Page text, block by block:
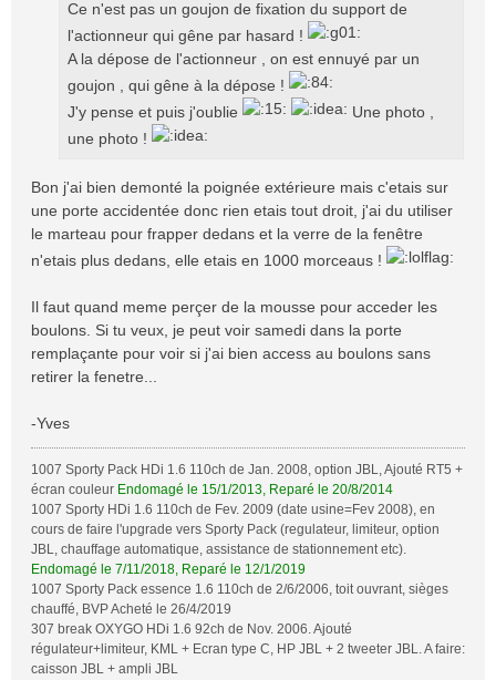
Ce n'est pas un goujon de fixation du support de
l'actionneur qui gêne par hasard !
A la dépose de l'actionneur , on est ennuyé par un
goujon , qui gêne à la dépose !
J'y pense et puis j'oublie
Une photo ,
une photo !
Bon j'ai bien demonté la poignée extérieure mais c'etais sur
une porte accidentée donc rien etais tout droit, j'ai du utiliser
le marteau pour frapper dedans et la verre de la fenêtre
n'etais plus dedans, elle etais en 1000 morceaus !
Il faut quand meme perçer de la mousse pour acceder les
boulons. Si tu veux, je peut voir samedi dans la porte
remplaçante pour voir si j'ai bien access au boulons sans
retirer la fenetre...
-Yves
1007 Sporty Pack HDi 1.6 110ch de Jan. 2008, option JBL, Ajouté RT5 +
écran couleur Endomagé le 15/1/2013, Reparé le 20/8/2014
1007 Sporty HDi 1.6 110ch de Fev. 2009 (date usine=Fev 2008), en
cours de faire l'upgrade vers Sporty Pack (regulateur, limiteur, option
JBL, chauffage automatique, assistance de stationnement etc).
Endomagé le 7/11/2018, Reparé le 12/1/2019
1007 Sporty Pack essence 1.6 110ch de 2/6/2006, toit ouvrant, sièges
chauffé, BVP Acheté le 26/4/2019
307 break OXYGO HDi 1.6 92ch de Nov. 2006. Ajouté
régulateur+limiteur, KML + Ecran type C, HP JBL + 2 tweeter JBL. A faire:
caisson JBL + ampli JBL